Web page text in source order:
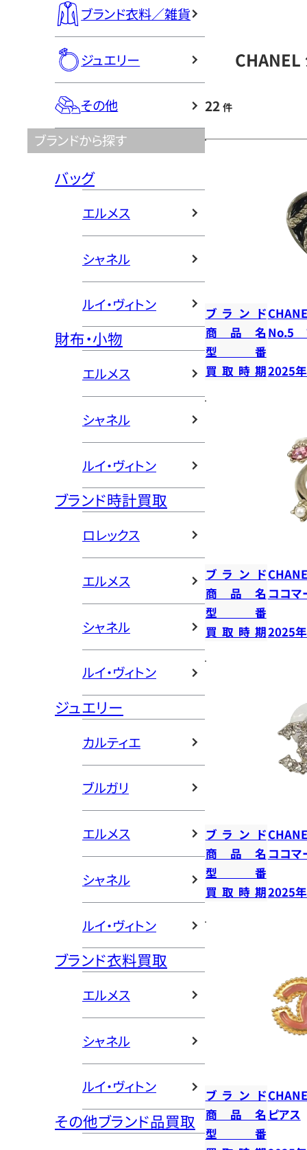
ブランド衣料／雑貨
ジュエリー
その他
ブランドから探す
バッグ
エルメス
シャネル
ルイ・ヴィトン
財布・小物
エルメス
シャネル
ルイ・ヴィトン
ブランド時計買取
ロレックス
エルメス
シャネル
ルイ・ヴィトン
ジュエリー
カルティエ
ブルガリ
エルメス
シャネル
ルイ・ヴィトン
ブランド衣料買取
エルメス
シャネル
ルイ・ヴィトン
その他ブランド品買取
CHANEL
22 件
ブランド
商品名 No.5
型番
買取時期2025
ブランド
商品名 ココ
型番
買取時期2025
ブランド
商品名 ココ
型番
買取時期2025
ブランド
商品名 ピアス
型番